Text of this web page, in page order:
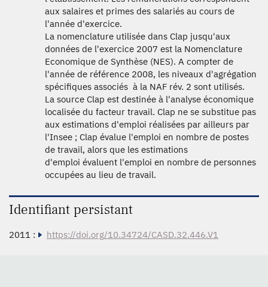
aux salaires et primes des salariés au cours de
l'année d'exercice.
La nomenclature utilisée dans Clap jusqu'aux
données de l'exercice 2007 est la Nomenclature
Economique de Synthèse (NES). A compter de
l'année de référence 2008, les niveaux d'agrégation
spécifiques associés à la NAF rév. 2 sont utilisés.
La source Clap est destinée à l'analyse économique
localisée du facteur travail. Clap ne se substitue pas
aux estimations d'emploi réalisées par ailleurs par
l'Insee ; Clap évalue l'emploi en nombre de postes
de travail, alors que les estimations
d'emploi évaluent l'emploi en nombre de personnes
occupées au lieu de travail.
Identifiant persistant
2011 : https://doi.org/10.34724/CASD.32.446.V1